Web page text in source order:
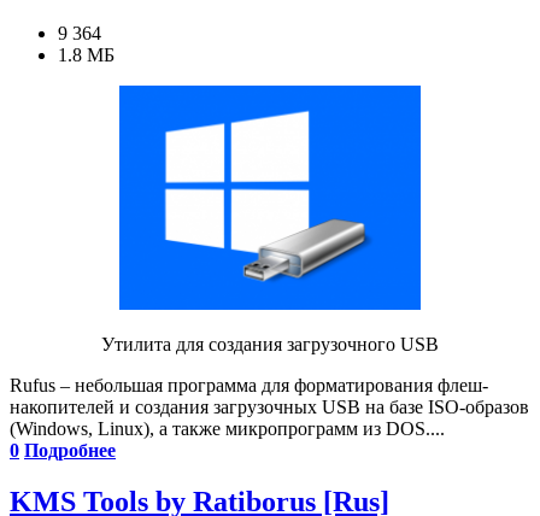
9 364
1.8 МБ
Утилита для создания загрузочного USB
Rufus – небольшая программа для форматирования флеш-
накопителей и создания загрузочных USB на базе ISO-образов
(Windows, Linux), а также микропрограмм из DOS....
0 Подробнее
KMS Tools by Ratiborus [Rus]